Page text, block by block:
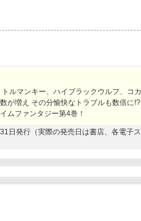
ルマンキー、ハイブラックウルフ、コカ
が増え その分愉快なトラブルも数倍に!?
ムファンタジー第4巻！
日発行（実際の発売日は書店、各電子ス